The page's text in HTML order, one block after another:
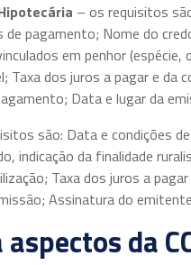
– os requisitos
pagamento; Nome do
em penhor (espécie,
Taxa dos juros a pagar e da
Data e lugar da
são: Data e condições
indicação da finalidade
Taxa dos juros a
Assinatura do
da